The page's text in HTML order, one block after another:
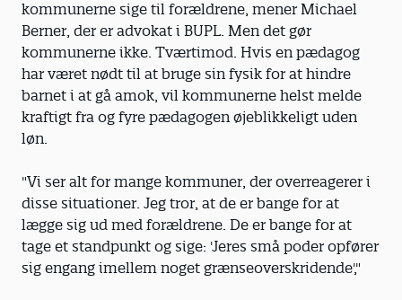
kommunerne sige til forældrene, mener Michael
Berner, der er advokat i BUPL. Men det gør
kommunerne ikke. Tværtimod. Hvis en pædagog
har været nødt til at bruge sin fysik for at hindre
barnet i at gå amok, vil kommunerne helst melde
kraftigt fra og fyre pædagogen øjeblikkeligt uden
løn.
"Vi ser alt for mange kommuner, der overreagerer i
disse situationer. Jeg tror, at de er bange for at
lægge sig ud med forældrene. De er bange for at
tage et standpunkt og sige: 'Jeres små poder opfører
sig engang imellem noget grænseoverskridende',"